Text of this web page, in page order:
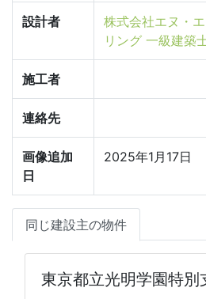
設計者
株式会社エヌ・
リング 一級建築
施工者
連絡先
画像追加
日
2025年1月17日
同じ建設主の物件
東京都立光明学園特別